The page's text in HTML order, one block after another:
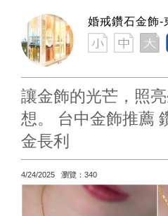
婚戒鑽石金飾-
讓金飾的光芒，照
想。 台中金飾推薦
金長利
4/24/2025 瀏覽：340